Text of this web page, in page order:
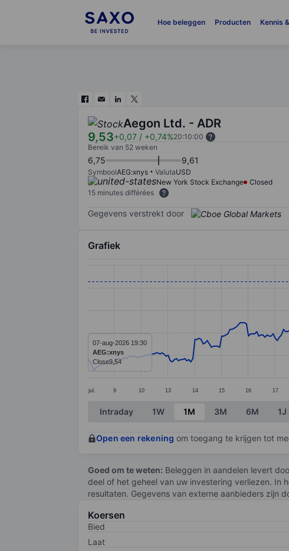
Hoe beleggen Producten Kennis
Aegon Ltd. - ADR
9,53+0,07 / +0,74%20:10:00
Bereik van 52 weken
6,75 9,61
SymboolAEG:xnys ValutaUSD
New York Stock Exchange
Closed
15 minutes différées
Gegevens verstrekt door
Grafiek
The chart has 1 Y axis displaying values.
jul. 9 10 13 14 15 16 17
07-aug-2026 19:30
AEG:xnys
Close9,54
End of interactive chart.
Intraday 1W 1M 3M 6M 1J
Open een rekening om toegang te krijgen tot
Goed om te weten: Beleggen in aandelen levert
deel of het geheel van uw investering verliezen. In
resultaten. Gegevens van externe aanbieders zijn
Koersen
Bied
Laat